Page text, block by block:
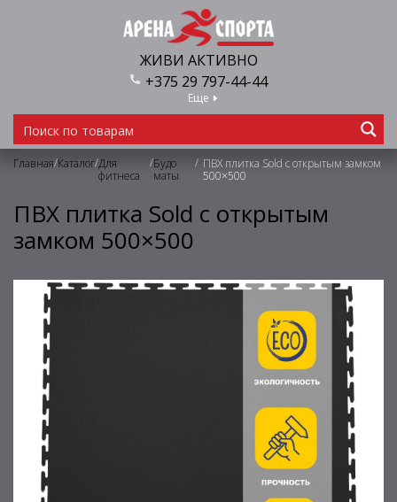
ЖИВИ АКТИВНО
+375 29 797-44-44
Еще
Главная/Каталог/Для
фитнеса
/Будо
маты
/ ПВХ плитка Sold с открытым замком
500×500
ПВХ плитка Sold с открытым
замком 500×500